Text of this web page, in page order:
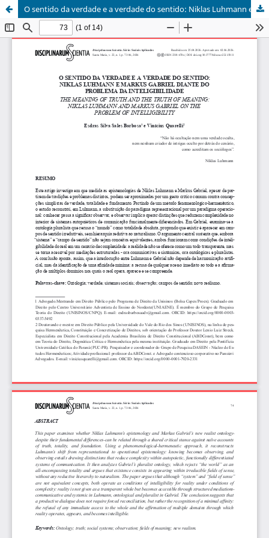
O sentido da verdade e a verdade do sentido: Niklas Luhmann e Markus Gabriel diante do problema da inteligibilidade